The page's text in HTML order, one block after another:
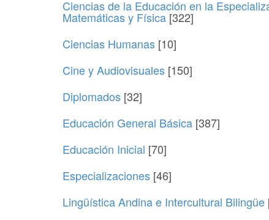
Ciencias de la Educación en la
Matemáticas y Física [322]
Ciencias Humanas [10]
Cine y Audiovisuales [150]
Diplomados [32]
Educación General Básica [387]
Educación Inicial [70]
Especializaciones [46]
Lingüística Andina e Intercultural Bilingüe